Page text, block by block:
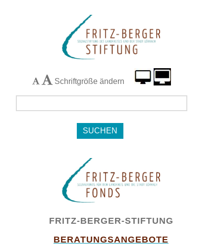
Schriftgröße ändern
überspringenFRITZ-BERGER-STIFTUNG
BERATUNGSANGEBOTE